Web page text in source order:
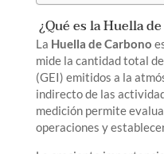
¿Qué es la Huella
La Huella de Carbono
mide la cantidad total
(GEI) emitidos a la
indirecto de las
medición permite
operaciones y